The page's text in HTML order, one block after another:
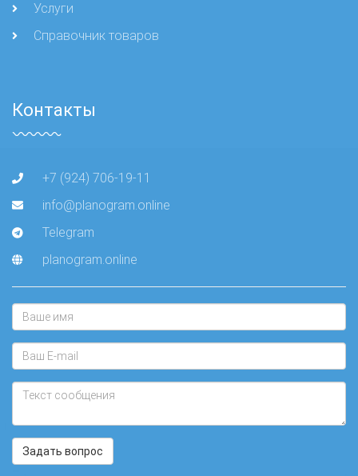
Услуги
Справочник товаров
Контакты
+7 (924) 706-19-11
info@planogram.online
Telegram
planogram.online
Задать вопрос